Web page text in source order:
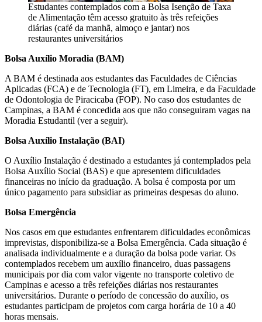
Estudantes contemplados com a Bolsa Isenção de Taxa
de Alimentação têm acesso gratuito às três refeições
diárias (café da manhã, almoço e jantar) nos
restaurantes universitários
Bolsa Auxílio Moradia (BAM)
A BAM é destinada aos estudantes das Faculdades de Ciências
Aplicadas (FCA) e de Tecnologia (FT), em Limeira, e da Faculdade
de Odontologia de Piracicaba (FOP). No caso dos estudantes de
Campinas, a BAM é concedida aos que não conseguiram vagas na
Moradia Estudantil (ver a seguir).
Bolsa Auxílio Instalação (BAI)
O Auxílio Instalação é destinado a estudantes já contemplados pela
Bolsa Auxílio Social (BAS) e que apresentem dificuldades
financeiras no início da graduação. A bolsa é composta por um
único pagamento para subsidiar as primeiras despesas do aluno.
Bolsa Emergência
Nos casos em que estudantes enfrentarem dificuldades econômicas
imprevistas, disponibiliza-se a Bolsa Emergência. Cada situação é
analisada individualmente e a duração da bolsa pode variar. Os
contemplados recebem um auxílio financeiro, duas passagens
municipais por dia com valor vigente no transporte coletivo de
Campinas e acesso a três refeições diárias nos restaurantes
universitários. Durante o período de concessão do auxílio, os
estudantes participam de projetos com carga horária de 10 a 40
horas mensais.